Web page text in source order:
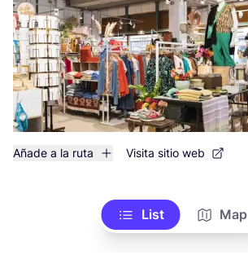
Añade a la ruta Visita sitio web
List Map